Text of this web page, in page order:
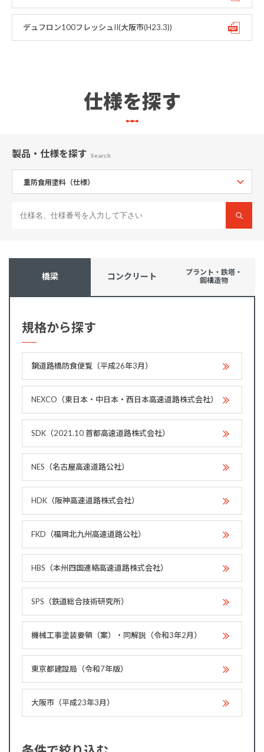
デュフロン100フレッシュII(大阪市(H23.3))
仕様を探す
製品・仕様を探す Search
橋梁 コンクリート
プラント・鉄塔・
鋼構造物
規格から探す
鋼道路橋防食便覧（平成26年3月）
NEXCO（東日本・中日本・西日本高速道路株式会社）
SDK（2021.10 首都高速道路株式会社）
NES（名古屋高速道路公社）
HDK（阪神高速道路株式会社）
FKD（福岡北九州高速道路公社）
HBS（本州四国連絡高速道路株式会社）
SPS（鉄道総合技術研究所）
機械工事塗装要領（案）・同解説（令和3年2月）
東京都建設局（令和7年版）
大阪市（平成23年3月）